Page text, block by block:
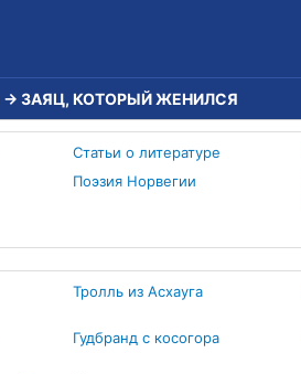
→ ЗАЯЦ, КОТОРЫЙ ЖЕНИЛСЯ
Статьи о литературе
Поэзия Норвегии
Тролль из Асхауга
Гудбранд с косогора